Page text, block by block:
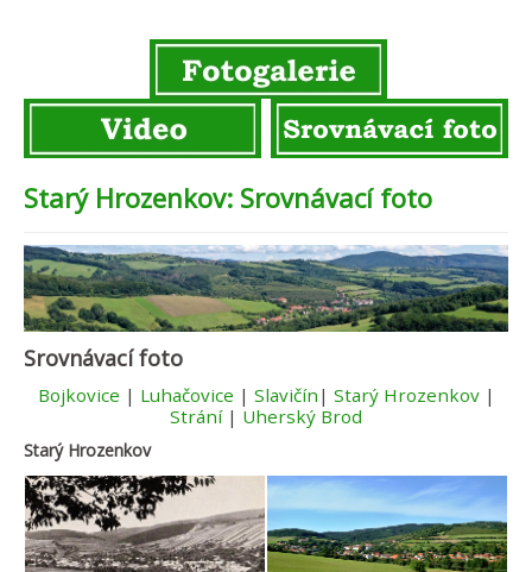
Starý Hrozenkov: Srovnávací foto
Srovnávací foto
Bojkovice | Luhačovice | Slavičín | Starý Hrozenkov|
Strání| Uherský Brod
Starý Hrozenkov